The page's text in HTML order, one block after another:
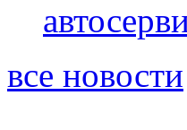
все новости